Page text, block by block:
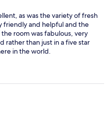
as was the variety of fresh
friendly and helpful and the
room was fabulous, very
rather than just in a five star
in the world.